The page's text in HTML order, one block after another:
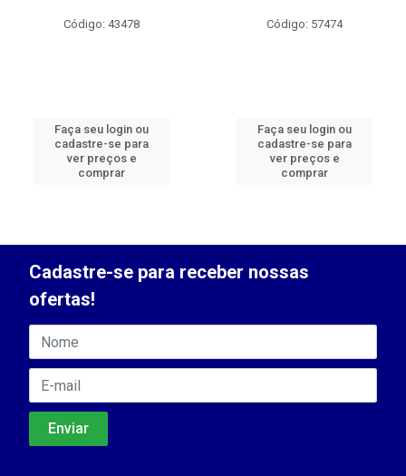
Código: 43478
Faça seu login ou
cadastre-se para
ver preços e
comprar
Código: 57474
Faça seu login ou
cadastre-se para
ver preços e
comprar
Cadastre-se para receber nossas
ofertas!